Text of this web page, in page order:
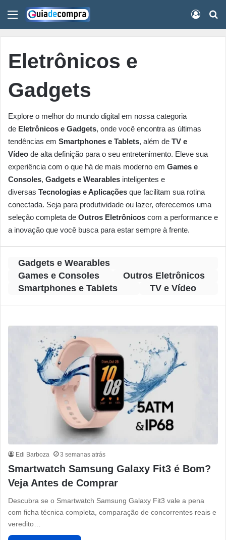
Menu
Eletrônicos e
Gadgets
Explore o melhor do mundo digital em nossa categoria
de Eletrônicos e Gadgets, onde você encontra as últimas
tendências em Smartphones e Tablets, além de TV e
Vídeo de alta definição para o seu entretenimento. Eleve sua
experiência com o que há de mais moderno em Games e
Consoles, Gadgets e Wearables inteligentes e
diversas Tecnologias e Aplicações que facilitam sua rotina
conectada. Seja para produtividade ou lazer, oferecemos uma
seleção completa de Outros Eletrônicos com a performance e
a inovação que você busca para estar sempre à frente.
Gadgets e Wearables
Games e Consoles
Outros Eletrônicos
Smartphones e Tablets
TV e Vídeo
Edi Barboza 3 semanas atrás
Smartwatch Samsung Galaxy Fit3 é Bom?
Veja Antes de Comprar
Descubra se o Smartwatch Samsung Galaxy Fit3 vale a pena
com ficha técnica completa, comparação de concorrentes reais e
veredito…